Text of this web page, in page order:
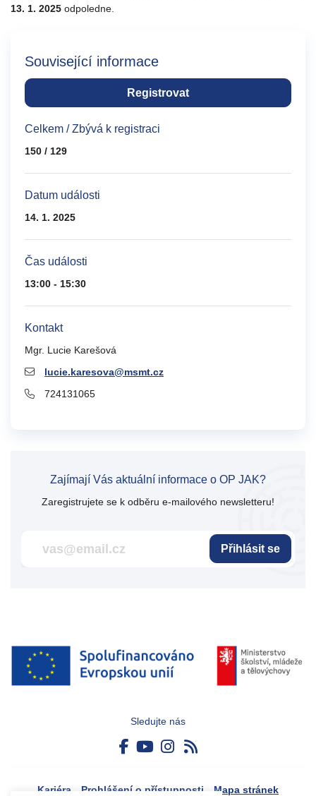
13. 1. 2025 odpoledne.
Související informace
Registrovat
Celkem / Zbývá k registraci
150 / 129
Datum události
14. 1. 2025
Čas události
13:00 - 15:30
Kontakt
Mgr. Lucie Karešová
lucie.karesova@msmt.cz
724131065
Zajímají Vás aktuální informace o OP JAK?
Zaregistrujete se k odběru e-mailového newsletteru!
Přihlásit se
Sledujte nás
Kariéra Prohlášení o přístupnosti Mapa stránek